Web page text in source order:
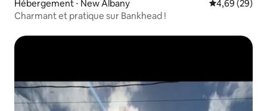
Hébergement ⋅ New Albany Évaluation
4,69 (29)
Charmant et pratique sur Bankhead !